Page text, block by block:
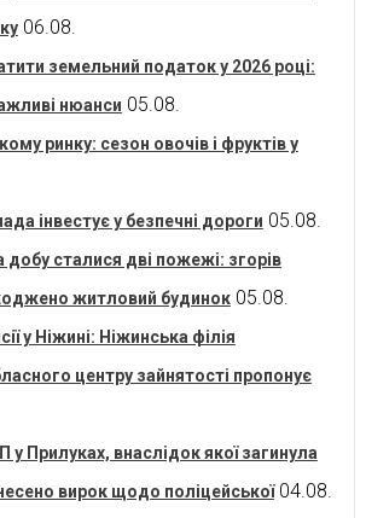
06.08.
земельний податок у 2026 році:
нюанси 05.08.
ринку: сезон овочів і фруктів у
інвестує у безпечні дороги 05.08.
добу сталися дві пожежі: згорів
житловий будинок 05.08.
у Ніжині: Ніжинська філія
центру зайнятості пропонує
Прилуках, внаслідок якої загинула
вирок щодо поліцейської 04.08.